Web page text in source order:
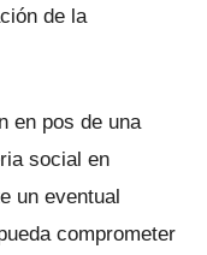
de la
en pos de una
social en
un eventual
comprometer